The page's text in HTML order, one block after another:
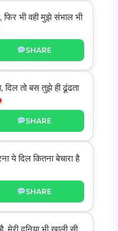
भी वही मुझे संभाल भी
SHARE
दिल तो बस तुझे ही ढूंढता
SHARE
ये दिल कितना बेचारा है
SHARE
दुनिया भी खाली सी